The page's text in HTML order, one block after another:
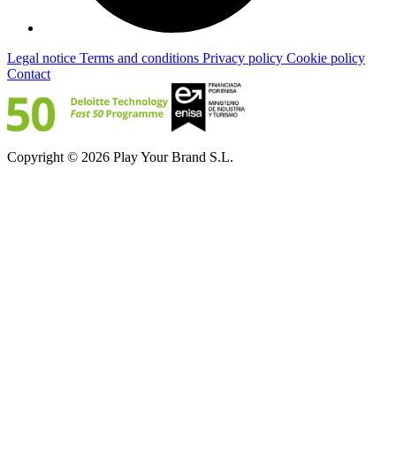
Legal notice Terms and conditions Privacy policy Cookie policy
Contact
Copyright © 2026 Play Your Brand S.L.